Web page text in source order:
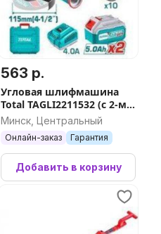
563 р.
Угловая шлифмашина
Total TAGLI2211532 (с 2-мя
АКБ, кейс)
Минск, Центральный
Онлайн-заказ Гарантия
Добавить в корзину